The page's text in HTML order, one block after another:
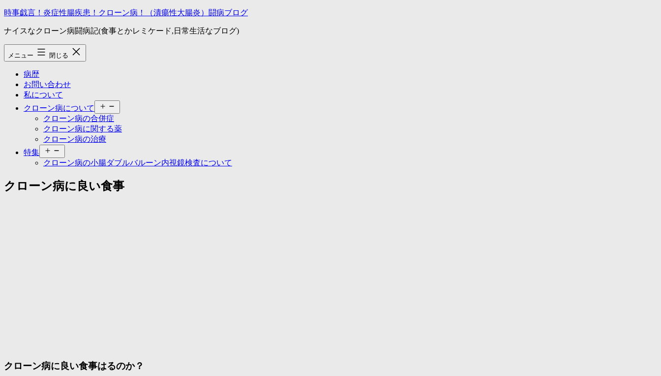
コ
テ
ン
ツ
へ
時事戯言！炎症性腸疾患！クローン病！（潰瘍性大腸炎）闘病ブログ
ナイスなクローン病闘病記(食事とかレミケード,日常生活なブログ)
メニュー 閉じる
病歴
お問い合わせ
私について
クローン病について
ニ
ュ
ー
く
クローン病の合併症
クローン病に関する薬
クローン病の治療
特集
ニ
ュ
を
クローン病の小腸ダブルバルーン内視鏡検査について
クローン病に良い食事
クローン病に良い食事はるのか？